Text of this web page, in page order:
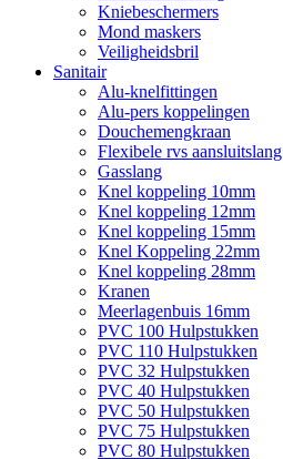
Kniebeschermers
Mond maskers
Veiligheidsbril
Sanitair
Alu-knelfittingen
Alu-pers koppelingen
Douchemengkraan
Flexibele rvs aansluitslang
Gasslang
Knel koppeling 10mm
Knel koppeling 12mm
Knel koppeling 15mm
Knel Koppeling 22mm
Knel koppeling 28mm
Kranen
Meerlagenbuis 16mm
PVC 100 Hulpstukken
PVC 110 Hulpstukken
PVC 32 Hulpstukken
PVC 40 Hulpstukken
PVC 50 Hulpstukken
PVC 75 Hulpstukken
PVC 80 Hulpstukken